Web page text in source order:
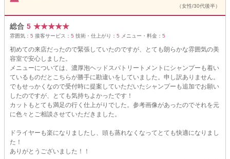
（女性/30代後半）
総合 5 ★★★★★
雰囲気： 5 接客サービス： 5 技術・仕上がり： 5 メニュー・料金： 5
初めての来店だったので緊張していたのですが、とても朗らかな雰囲気の美
容室で安心しました。
メニューについては、濃厚泡ヘッドスパトリートメントにシャンプーも着い
ているものだとこちらが勝手に勘違いをしていました。申し訳ありません。
でもせっかくなので受付時に提案していただいたシャンプーも追加でお願い
したのですが、とても気持ちよかったです！
カットもとても満足の行く仕上がりでした。参考画像があったのでそれを元
に色々とご相談させていただきました。
ドライヤーも楽になりましたし、頭も蒸れなくなってとても快適になりまし
た！
ありがとうございました！！